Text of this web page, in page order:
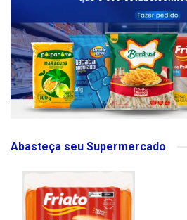
Abasteça seu Supermercado